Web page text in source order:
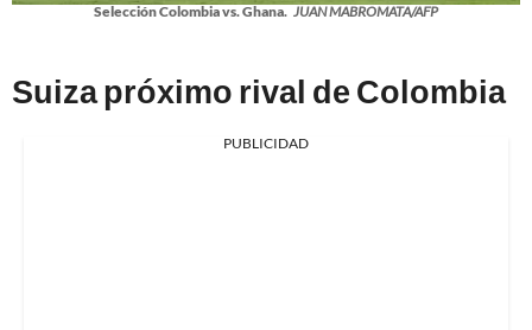
Selección Colombia vs. Ghana. JUAN MABROMATA/AFP
Suiza próximo rival de Colombia
PUBLICIDAD